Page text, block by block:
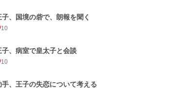
子、国境の砦で、朗報を聞く
10
子、病室で皇太子と会談
10
手、王子の失恋について考える